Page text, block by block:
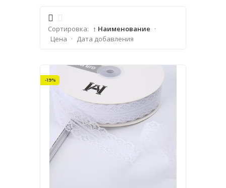
Сортировка: ↑ Наименование ·
Цена · Дата добавления
-19%